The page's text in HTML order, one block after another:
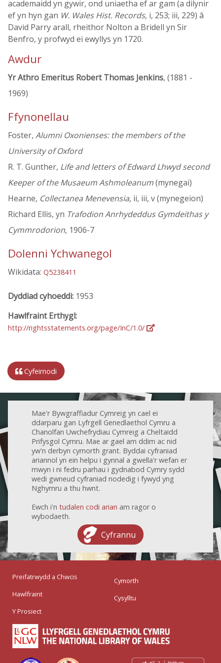
academaidd yn gywir, ond uniaetha ef ar gam (a dilynir
ef yn hyn gan W. Wales Hist. Records, i, 253; iii, 229) â
David Parry arall, rheithor Nolton a Bridell yn Sir
Benfro, y profwyd ei ewyllys yn 1720.
Awdur
Yr Athro Emeritus Robert Thomas Jenkins, (1881 -
1969)
Ffynonellau
Foster, Alumni Oxonienses: the members of the
University of Oxford
R. T. Gunther, Life and letters of Edward Lhwyd second
Keeper of the Musaeum Ashmoleanum(mynegai)
Hearne, Collectanea Menevensia, ii, iii, v (mynegeion)
Richard Ellis, yn Trafodion Anrhydeddus Gymdeithas y
Cymmrodorion, 1906-7
Dolenni Ychwanegol
Wikidata: Q5238411
Dyddiad cyhoeddi: 1953
Hawlfraint Erthygl:
http://rightsstatements.org/page/InC/1.0/
Cyfeirnodi
Mae'r Bywgraffiadur Cymreig yn cael ei
ddarparu gan Lyfrgell Genedlaethol Cymru a
Chanolfan Uwchefrydiau Cymreig a Cheltaidd
Prifysgol Cymru. Mae ar gael am ddim ac nid
yw'n derbyn cymorth grant. Byddai cyfraniad
ariannol yn ein helpu i gynnal a gwella'r wefan er
mwyn i ni fedru parhau i gydnabod Cymry sydd
wedi gwneud cyfraniad nodedig i fywyd yng
Nghymru a thu hwnt.
Ewch i'n tudalen codi arian am ragor o
wybodaeth.
Cyfrannu
Preifatrwydd a Chwcis
Hawlfraint
Y Prosiect
Cymorth
Cysylltu